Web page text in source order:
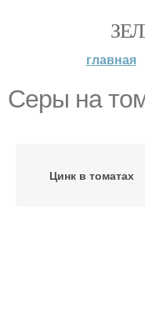
главная
Серы на
Цинк в томатах